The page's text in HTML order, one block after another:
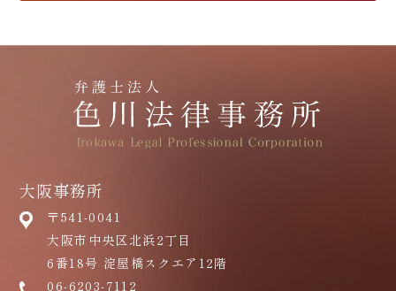
大阪事務所
〒541-0041
大阪市中央区北浜2丁目
6番18号 淀屋橋スクエア12階
06-6203-7112